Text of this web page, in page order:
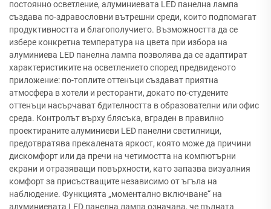
постоянно осветление, алуминиевата LED панелна лампа
създава по-здравословни вътрешни среди, които подпомагат
продуктивността и благополучието. Възможността да се
избере конкретна температура на цвета при избора на
алуминиева LED панелна лампа позволява да се адаптират
характеристиките на осветлението според предвиденото
приложение: по-топлите оттенъци създават приятна
атмосфера в хотели и ресторанти, докато по-студените
оттенъци насърчават бдителността в образователни или офис
среда. Контролът върху блясъка, вграден в правилно
проектираните алуминиеви LED панелни светилници,
предотвратява прекалената яркост, която може да причини
дискомфорт или да пречи на четимостта на компютърни
екрани и отразяващи повърхности, като запазва визуалния
комфорт за присъстващите независимо от ъгъла на
наблюдение. Функцията „моментално включване“ на
алуминиевата LED панелна лампа означава, че пълната